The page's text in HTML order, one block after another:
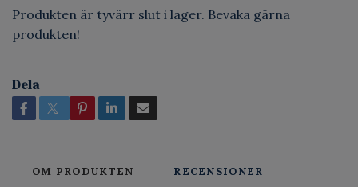
Produkten är tyvärr slut i lager. Bevaka gärna
produkten!
Dela
OM PRODUKTEN RECENSIONER